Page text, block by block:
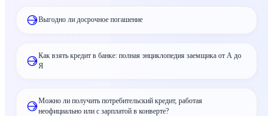
Выгодно ли досрочное погашение
Как взять кредит в банке: полная энциклопедия заемщика от А до
Я
Можно ли получить потребительский кредит, работая
неофициально или с зарплатой в конверте?